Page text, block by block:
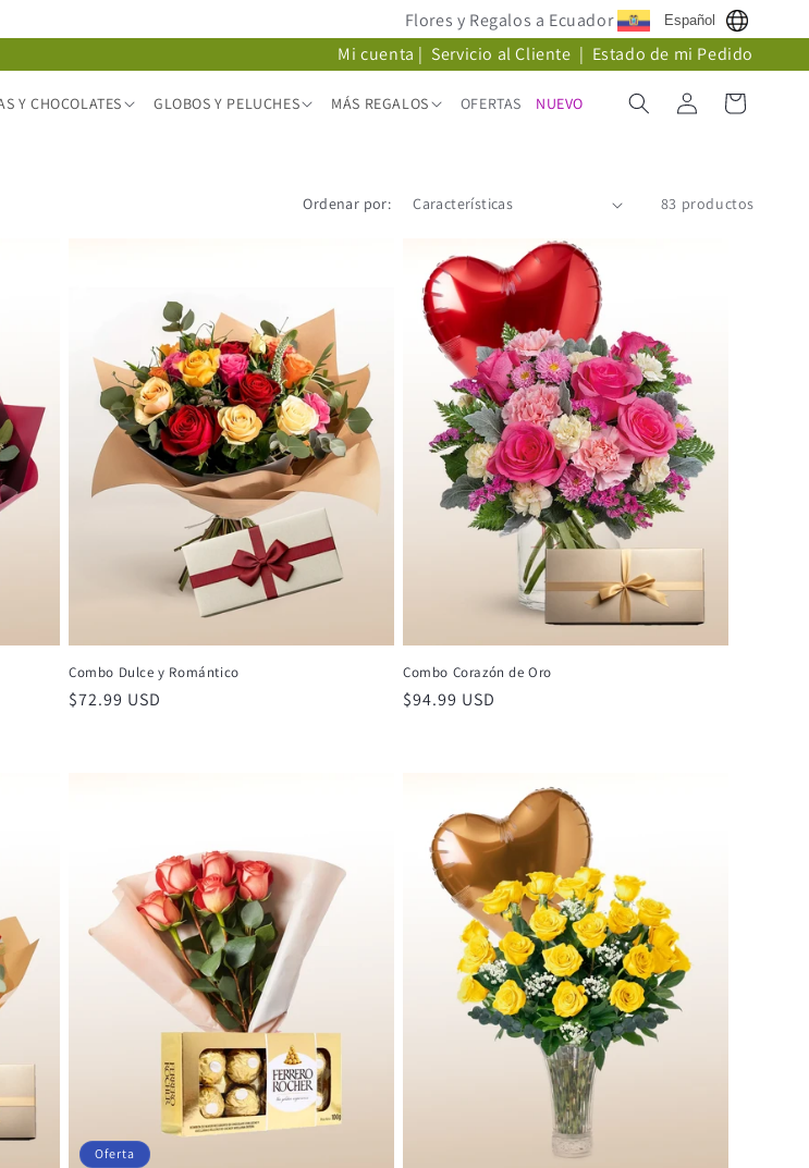
Flores y Regalos a Ecuador Español
Mi cuenta | Servicio al Cliente | Estado de mi Pedido
Y CHOCOLATES GLOBOS Y PELUCHES MÁS REGALOS OFERTAS NUEVO
Iniciar
sesión
Carrito
Ordenar por: 83 productos
Combo Dulce y Romántico
Precio
$72.99 USD
Combo Corazón de Oro
Precio
$94.99 USD
Oferta